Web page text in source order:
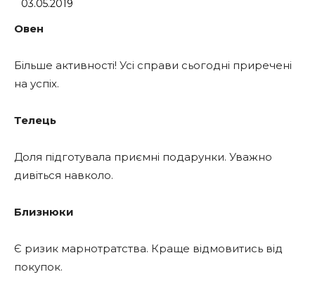
03.05.2019
Овен
Більше активності! Усі справи сьогодні приречені
на успіх.
Телець
Доля підготувала приємні подарунки. Уважно
дивіться навколо.
Близнюки
Є ризик марнотратства. Краще відмовитись від
покупок.